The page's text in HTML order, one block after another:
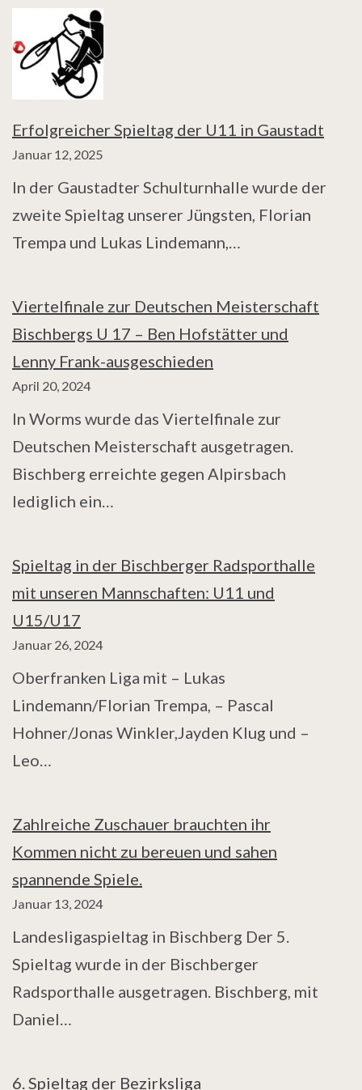
Erfolgreicher Spieltag der U11 in Gaustadt
Januar 12, 2025
In der Gaustadter Schulturnhalle wurde der
zweite Spieltag unserer Jüngsten, Florian
Trempa und Lukas Lindemann,…
Viertelfinale zur Deutschen Meisterschaft
Bischbergs U 17 – Ben Hofstätter und
Lenny Frank-ausgeschieden
April 20, 2024
In Worms wurde das Viertelfinale zur
Deutschen Meisterschaft ausgetragen.
Bischberg erreichte gegen Alpirsbach
lediglich ein…
Spieltag in der Bischberger Radsporthalle
mit unseren Mannschaften: U11 und
U15/U17
Januar 26, 2024
Oberfranken Liga mit – Lukas
Lindemann/Florian Trempa, – Pascal
Hohner/Jonas Winkler,Jayden Klug und –
Leo…
Zahlreiche Zuschauer brauchten ihr
Kommen nicht zu bereuen und sahen
spannende Spiele.
Januar 13, 2024
Landesligaspieltag in Bischberg Der 5.
Spieltag wurde in der Bischberger
Radsporthalle ausgetragen. Bischberg, mit
Daniel…
6. Spieltag der Bezirksliga